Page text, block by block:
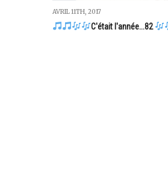
AVRIL 11TH, 2017
C'était l'année...82